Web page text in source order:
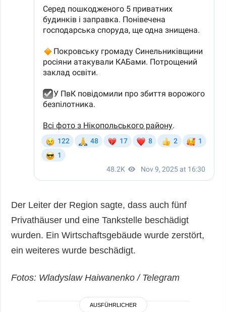
Der Leiter der Region sagte, dass auch fünf
Privathäuser und eine Tankstelle beschädigt
wurden. Ein Wirtschaftsgebäude wurde zerstört,
ein weiteres wurde beschädigt.
Fotos: Wladyslaw Haiwanenko / Telegram
AUSFÜHRLICHER